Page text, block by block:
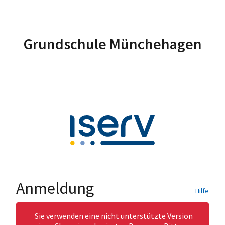
Grundschule Münchehagen
Anmeldung Hilfe
Sie verwenden eine nicht unterstützte Version